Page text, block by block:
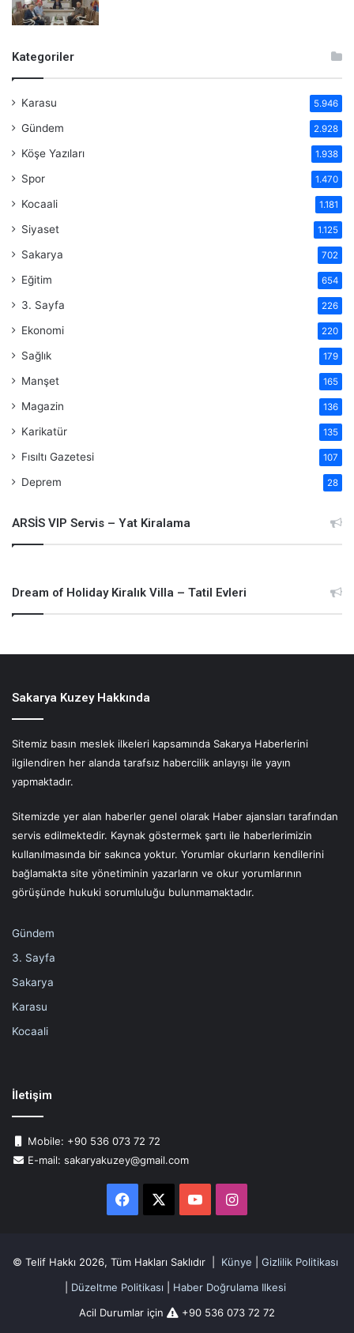
Kategoriler
Karasu 5.946
Gündem 2.928
Köşe Yazıları 1.938
Spor 1.470
Kocaali 1.181
Siyaset 1.125
Sakarya 702
Eğitim 654
3. Sayfa 226
Ekonomi 220
Sağlık 179
Manşet 165
Magazin 136
Karikatür 135
Fısıltı Gazetesi 107
Deprem 28
ARSİS VIP Servis – Yat Kiralama
Dream of Holiday Kiralık Villa – Tatil Evleri
Sakarya Kuzey Hakkında
Sitemiz basın meslek ilkeleri kapsamında Sakarya Haberlerini
ilgilendiren her alanda tarafsız habercilik anlayışı ile yayın
yapmaktadır.
Sitemizde yer alan haberler genel olarak Haber ajansları tarafından
servis edilmektedir. Kaynak göstermek şartı ile haberlerimizin
kullanılmasında bir sakınca yoktur. Yorumlar okurların kendilerini
bağlamakta site yönetiminin yazarların ve okur yorumlarının
görüşünde hukuki sorumluluğu bulunmamaktadır.
Gündem
3. Sayfa
Sakarya
Karasu
Kocaali
İletişim
Mobile: +90 536 073 72 72
E-mail: sakaryakuzey@gmail.com
Facebook YouTubeInstagram
© Telif Hakkı 2026, Tüm Hakları Saklıdır | Künye
Gizlilik Politikası
Düzeltme Politikası
Haber Doğrulama Ilkesi
Acil Durumlar için
+90 536 073 72 72